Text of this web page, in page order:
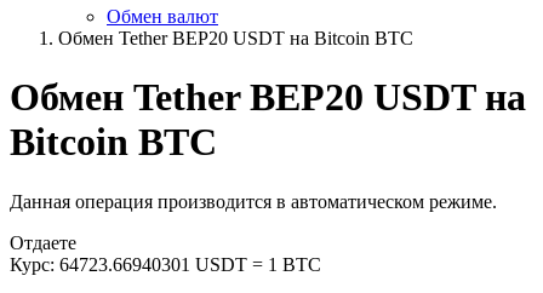
Обмен валют
Обмен Tether BEP20 USDT на Bitcoin BTC
Обмен Tether BEP20 USDT на
Bitcoin BTC
Данная операция производится в автоматическом режиме.
Отдаете
Курс: 64723.66940301 USDT = 1 BTC